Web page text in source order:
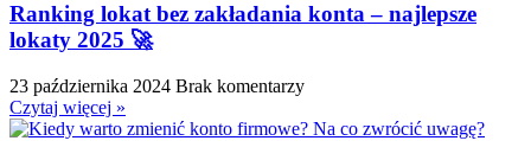
Ranking lokat bez zakładania konta – najlepsze
lokaty 2025 🚀
23 października 2024 Brak komentarzy
Czytaj więcej »